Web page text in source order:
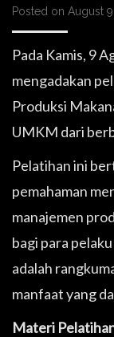
Posted on August
Pada Kamis, 9
mengadakan
Produksi
UMKM dari
Pelatihan ini
pemahaman
manajemen
bagi para
adalah
manfaat yang
Materi